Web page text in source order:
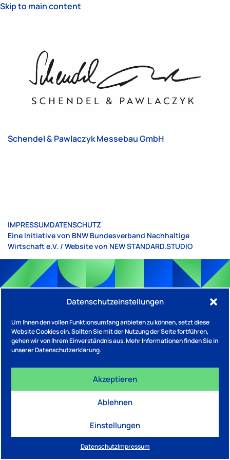
Datenschutzeinstellungen
Um Ihnen den vollen Funktionsumfang anbieten zu können, setzt diese
Website Cookies ein. Sollten Sie mit der Nutzung der Seite fortführen,
gehen wir von Ihrem Einverständnis aus. Mehr Informationen finden Sie in
unserer Datenschutzerklärung.
Akzeptieren
Ablehnen
Einstellungen
DatenschutzImpressum
Skip to main content
Schendel & Pawlaczyk Messebau GmbH
IMPRESSUMDATENSCHUTZ
Eine Initiative von BNW Bundesverband Nachhaltige
Wirtschaft e.V. / Website von NEW STANDARD.STUDIO